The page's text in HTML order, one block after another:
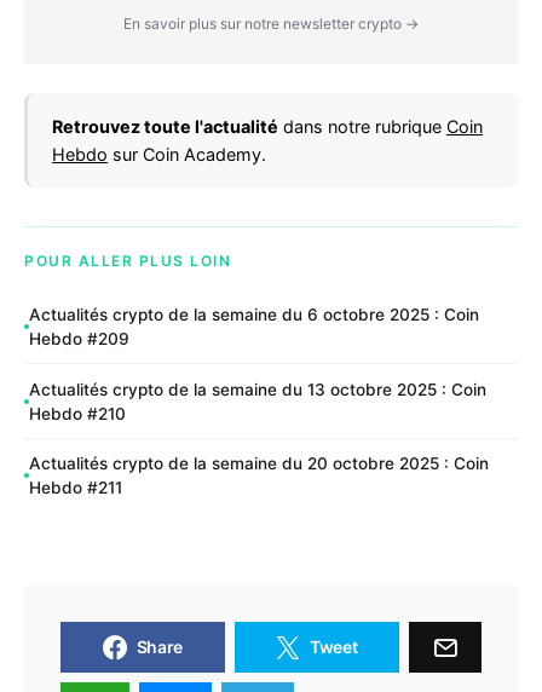
En savoir plus sur notre newsletter crypto →
Retrouvez toute l'actualité dans notre rubrique Coin
Hebdo sur Coin Academy.
POUR ALLER PLUS LOIN
Actualités crypto de la semaine du 6 octobre 2025 : Coin
Hebdo #209
Actualités crypto de la semaine du 13 octobre 2025 : Coin
Hebdo #210
Actualités crypto de la semaine du 20 octobre 2025 : Coin
Hebdo #211
Share Tweet